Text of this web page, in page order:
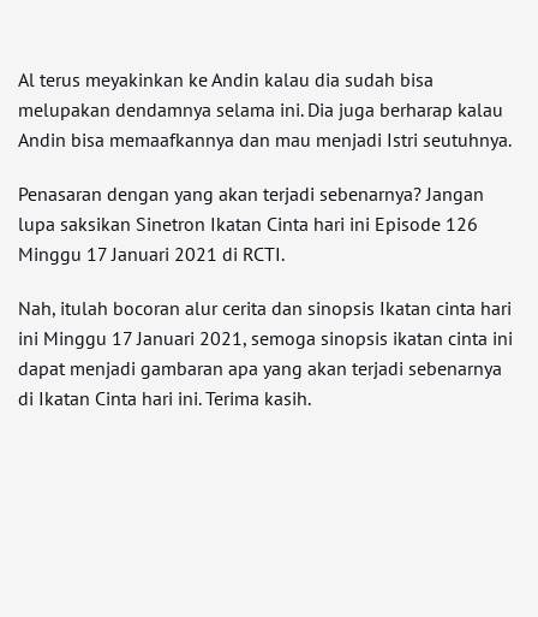
Al terus meyakinkan ke Andin kalau dia sudah bisa
melupakan dendamnya selama ini. Dia juga berharap kalau
Andin bisa memaafkannya dan mau menjadi Istri seutuhnya.
Penasaran dengan yang akan terjadi sebenarnya? Jangan
lupa saksikan Sinetron Ikatan Cinta hari ini Episode 126
Minggu 17 Januari 2021 di RCTI.
Nah, itulah bocoran alur cerita dan sinopsis Ikatan cinta hari
ini Minggu 17 Januari 2021, semoga sinopsis ikatan cinta ini
dapat menjadi gambaran apa yang akan terjadi sebenarnya
di Ikatan Cinta hari ini. Terima kasih.